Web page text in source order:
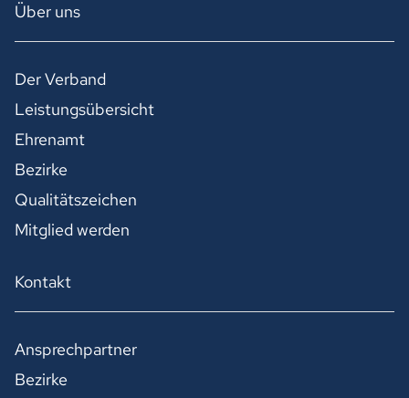
Über uns
Der Verband
Leistungsübersicht
Ehrenamt
Bezirke
Qualitätszeichen
Mitglied werden
Kontakt
Ansprechpartner
Bezirke